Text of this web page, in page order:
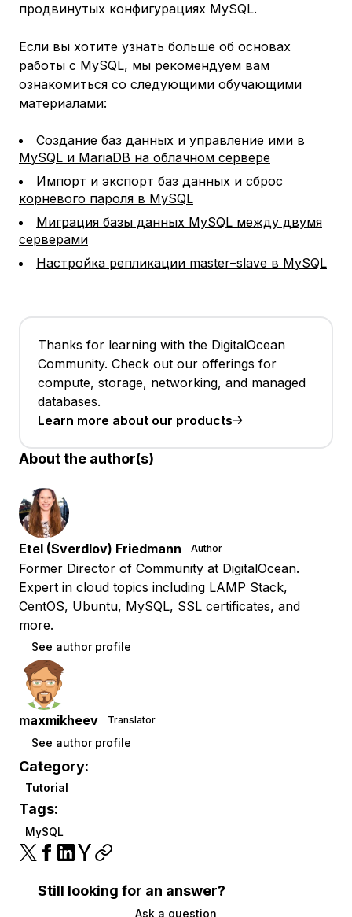
продвинутых конфигурациях MySQL.
Если вы хотите узнать больше об основах
работы с MySQL, мы рекомендуем вам
ознакомиться со следующими обучающими
материалами:
Создание баз данных и управление ими в
MySQL и MariaDB на облачном сервере
Импорт и экспорт баз данных и сброс
корневого пароля в MySQL
Миграция базы данных MySQL между двумя
серверами
Настройка репликации master–slave в MySQL
Thanks for learning with the DigitalOcean
Community. Check out our offerings for
compute, storage, networking, and managed
databases.
Learn more about our products
About the author(s)
Etel (Sverdlov) Friedmann Author
Former Director of Community at DigitalOcean.
Expert in cloud topics including LAMP Stack,
CentOS, Ubuntu, MySQL, SSL certificates, and
more.
See author profile
maxmikheev Translator
See author profile
Category:
Tutorial
Tags:
MySQL
Still looking for an answer?
Ask a question